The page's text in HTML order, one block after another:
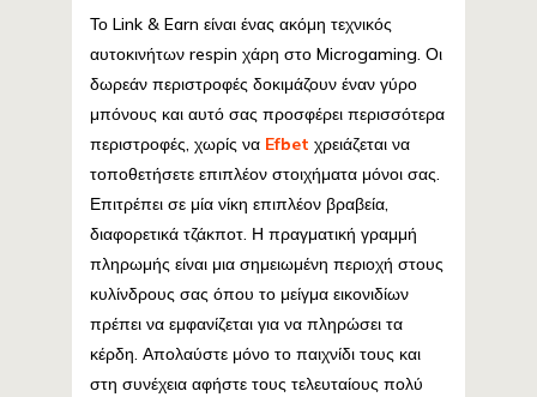
Το Link & Earn είναι ένας ακόμη τεχνικός
αυτοκινήτων respin χάρη στο Microgaming. Οι
δωρεάν περιστροφές δοκιμάζουν έναν γύρο
μπόνους και αυτό σας προσφέρει περισσότερα
περιστροφές, χωρίς να Efbet χρειάζεται να
τοποθετήσετε επιπλέον στοιχήματα μόνοι σας.
Επιτρέπει σε μία νίκη επιπλέον βραβεία,
διαφορετικά τζάκποτ. Η πραγματική γραμμή
πληρωμής είναι μια σημειωμένη περιοχή στους
κυλίνδρους σας όπου το μείγμα εικονιδίων
πρέπει να εμφανίζεται για να πληρώσει τα
κέρδη. Απολαύστε μόνο το παιχνίδι τους και
στη συνέχεια αφήστε τους τελευταίους πολύ